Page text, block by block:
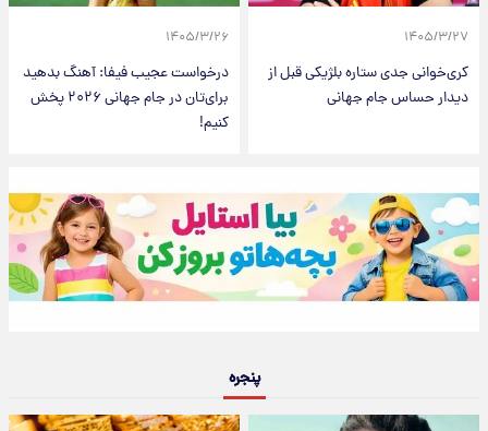
۱۴۰۵/۳/۲۷
کری‌خوانی جدی ستاره بلژیکی قبل از
دیدار حساس جام جهانی
۱۴۰۵/۳/۲۶
درخواست عجیب فیفا: آهنگ بدهید
برای‌تان در جام جهانی ۲۰۲۶ پخش
کنیم!
پنجره